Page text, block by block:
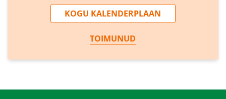
KOGU KALENDERPLAAN
TOIMUNUD